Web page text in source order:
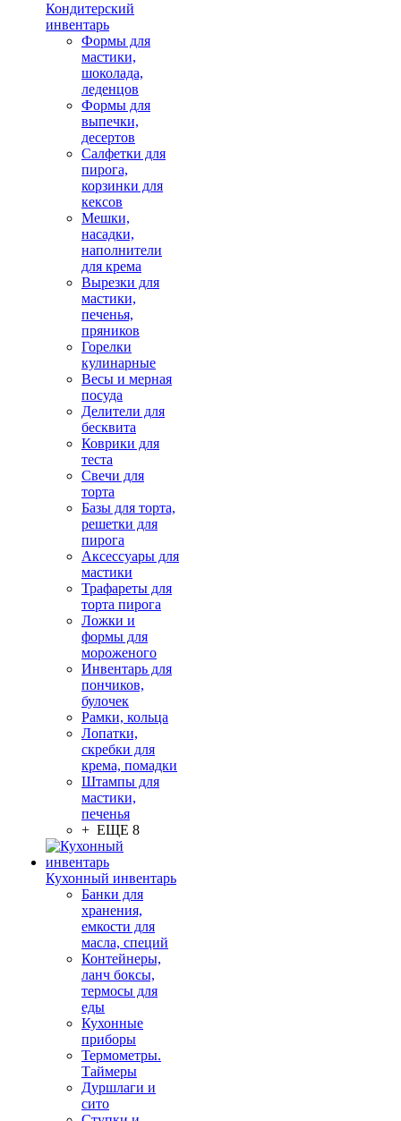
Кондитерский
инвентарь
Формы для
мастики,
шоколада,
леденцов
Формы для
выпечки,
десертов
Салфетки для
пирога,
корзинки для
кексов
Мешки,
насадки,
наполнители
для крема
Вырезки для
мастики,
печенья,
пряников
Горелки
кулинарные
Весы и мерная
посуда
Делители для
бесквита
Коврики для
теста
Свечи для
торта
Базы для торта,
решетки для
пирога
Аксессуары для
мастики
Трафареты для
торта пирога
Ложки и
формы для
мороженого
Инвентарь для
пончиков,
булочек
Рамки, кольца
Лопатки,
скребки для
крема, помадки
Штампы для
мастики,
печенья
+ ЕЩЕ 8
Кухонный инвентарь
Банки для
хранения,
емкости для
масла, специй
Контейнеры,
ланч боксы,
термосы для
еды
Кухонные
приборы
Термометры.
Таймеры
Дуршлаги и
сито